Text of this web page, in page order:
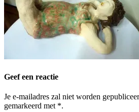
Geef een reactie
Je e-mailadres zal niet worden
gemarkeerd met *.